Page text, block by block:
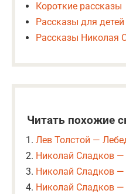
Короткие рассказы
Рассказы для детей
Рассказы Николая
Читать похожие
Лев Толстой —
Николай Сладков —
Николай Сладков —
Николай Сладков —